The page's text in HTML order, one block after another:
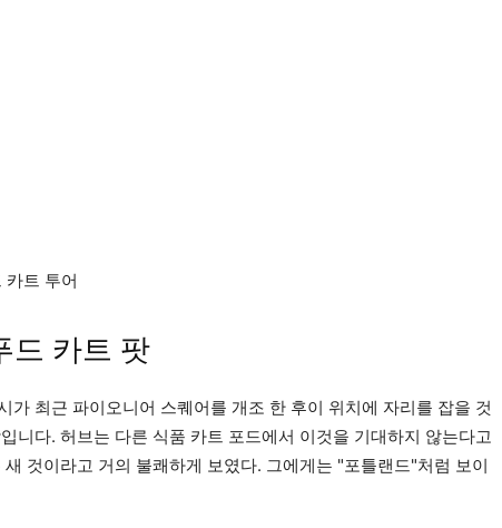
드 카트 팟
가 최근 파이오니어 스퀘어를 개조 한 후이 위치에 자리를 잡을 것
니다. 허브는 다른 식품 카트 포드에서 이것을 기대하지 않는다고
것이라고 거의 불쾌하게 보였다. 그에게는 "포틀랜드"처럼 보이